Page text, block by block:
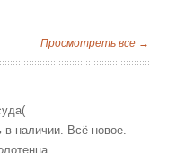
Просмотреть все →
в наличии. Всё новое.